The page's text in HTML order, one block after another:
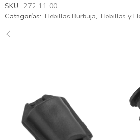
SKU: 272 11 00
Categorías: Hebillas Burbuja, Hebillas y